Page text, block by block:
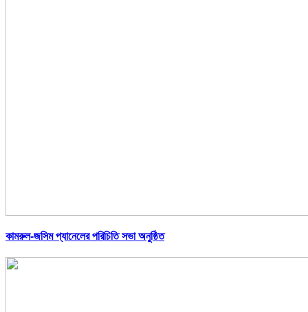
কামরুল-জসিম প্যানেলের পরিচিতি সভা অনুষ্ঠিত